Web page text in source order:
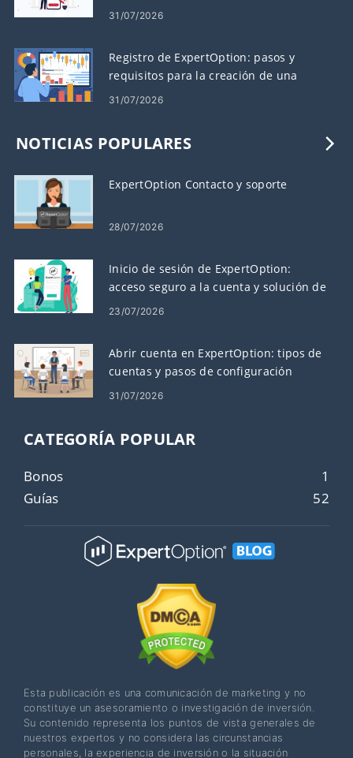
y criptomonedas
31/07/2026
Registro de ExpertOption: pasos y
requisitos para la creación de una
cuenta
31/07/2026
NOTICIAS POPULARES
ExpertOption Contacto y soporte
28/07/2026
Inicio de sesión de ExpertOption:
acceso seguro a la cuenta y solución de
problemas
23/07/2026
Abrir cuenta en ExpertOption: tipos de
cuentas y pasos de configuración
31/07/2026
CATEGORÍA POPULAR
Bonos
1
Guías
52
Esta publicación es una comunicación de marketing y no
constituye un asesoramiento o investigación de inversión.
Su contenido representa los puntos de vista generales de
nuestros expertos y no considera las circunstancias
personales, la experiencia de inversión o la situación